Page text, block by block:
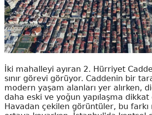
İki mahalleyi ayıran 2. Hürriyet
sınır görevi görüyor. Caddenin bir
modern yaşam alanları yer alırken,
daha eski ve yoğun yapılaşma dikkat
Havadan çekilen görüntüler, bu farkı